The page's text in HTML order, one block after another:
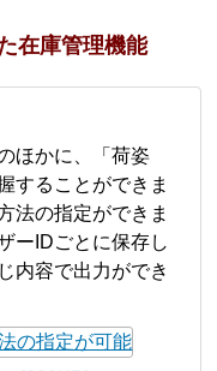
在庫管理機能
ほかに、「荷姿
することができま
法の指定ができま
ーIDごとに保存し
内容で出力ができ